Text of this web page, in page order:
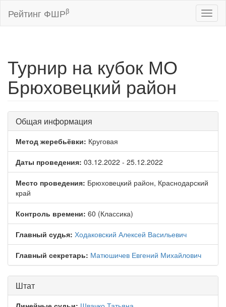
Рейтинг ФШРβ
Турнир на кубок МО
Брюховецкий район
Общая информация
Метод жеребьёвки: Круговая
Даты проведения: 03.12.2022 - 25.12.2022
Место проведения: Брюховецкий район, Краснодарский
край
Контроль времени: 60 (Классика)
Главный судья: Ходаковский Алексей Васильевич
Главный секретарь: Матюшичев Евгений Михайлович
Штат